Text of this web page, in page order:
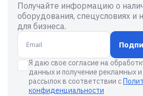
Получайте информацию о
оборудования, спецусловиях и
для бизнеса.
Я даю свое согласие на
данных и получение рекламных
рассылок в соответствии с
конфиденциальности